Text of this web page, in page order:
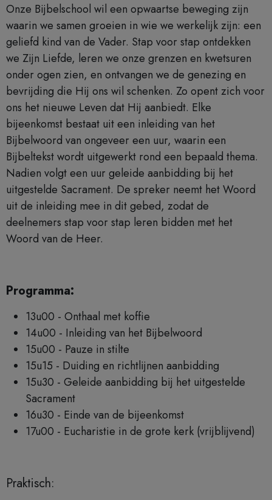
Onze Bijbelschool wil een opwaartse beweging zijn
waarin we samen groeien in wie we werkelijk zijn: een
geliefd kind van de Vader. Stap voor stap ontdekken
we Zijn Liefde, leren we onze grenzen en kwetsuren
onder ogen zien, en ontvangen we de genezing en
bevrijding die Hij ons wil schenken. Zo opent zich voor
ons het nieuwe Leven dat Hij aanbiedt. Elke
bijeenkomst bestaat uit een inleiding van het
Bijbelwoord van ongeveer een uur, waarin een
Bijbeltekst wordt uitgewerkt rond een bepaald thema.
Nadien volgt een uur geleide aanbidding bij het
uitgestelde Sacrament. De spreker neemt het Woord
uit de inleiding mee in dit gebed, zodat de
deelnemers stap voor stap leren bidden met het
Woord van de Heer.
Programma:
13u00 - Onthaal met koffie
14u00 - Inleiding van het Bijbelwoord
15u00 - Pauze in stilte
15u15 - Duiding en richtlijnen aanbidding
15u30 - Geleide aanbidding bij het uitgestelde
Sacrament
16u30 - Einde van de bijeenkomst
17u00 - Eucharistie in de grote kerk (vrijblijvend)
Praktisch: